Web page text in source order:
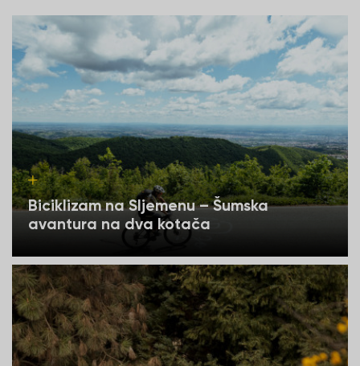
Biciklizam na Sljemenu – Šumska
avantura na dva kotača